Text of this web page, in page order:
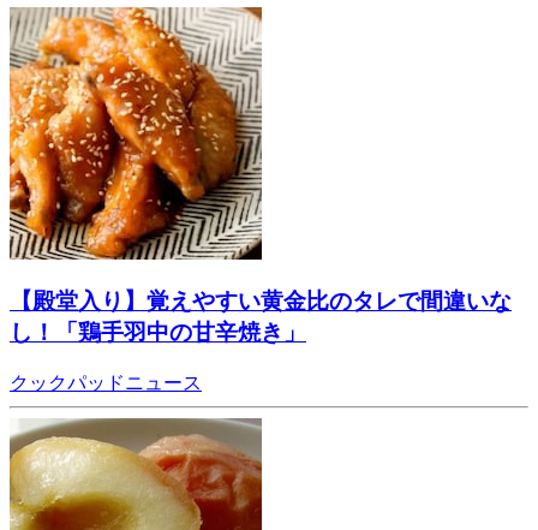
【殿堂入り】覚えやすい黄金比のタレで間違いな
し！「鶏手羽中の甘辛焼き」
クックパッドニュース